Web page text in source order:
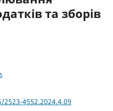
та зборів
4552.2024.4.09